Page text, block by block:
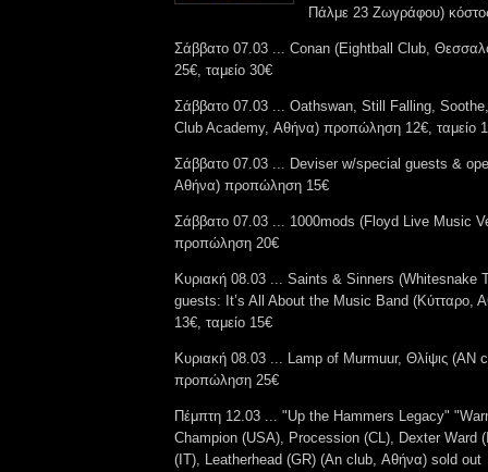
Πάλμε 23 Ζωγράφου)
Σάββατο 07.03 ... Conan (Eightball Club,
25€, ταμείο 30€
Σάββατο 07.03 ... Oathswan, Still Falling,
Club Academy, Αθήνα) προπώληση 12€, ταμείο
Σάββατο 07.03 ... Deviser w/special guests &
Αθήνα) προπώληση 15€
Σάββατο 07.03 ... 1000mods (Floyd Live Music
προπώληση 20€
Κυριακή 08.03 ... Saints & Sinners (Whitesnake
guests: It’s All About the Music Band (Κύτταρο,
13€, ταμείο 15€
Κυριακή 08.03 ... Lamp of Murmuur, Θλίψις (ΑΝ
προπώληση 25€
Πέμπτη 12.03 ... "Up the Hammers Legacy"
Champion (USA), Procession (CL), Dexter Ward
(IT), Leatherhead (GR) (An club, Αθήνα) sold out